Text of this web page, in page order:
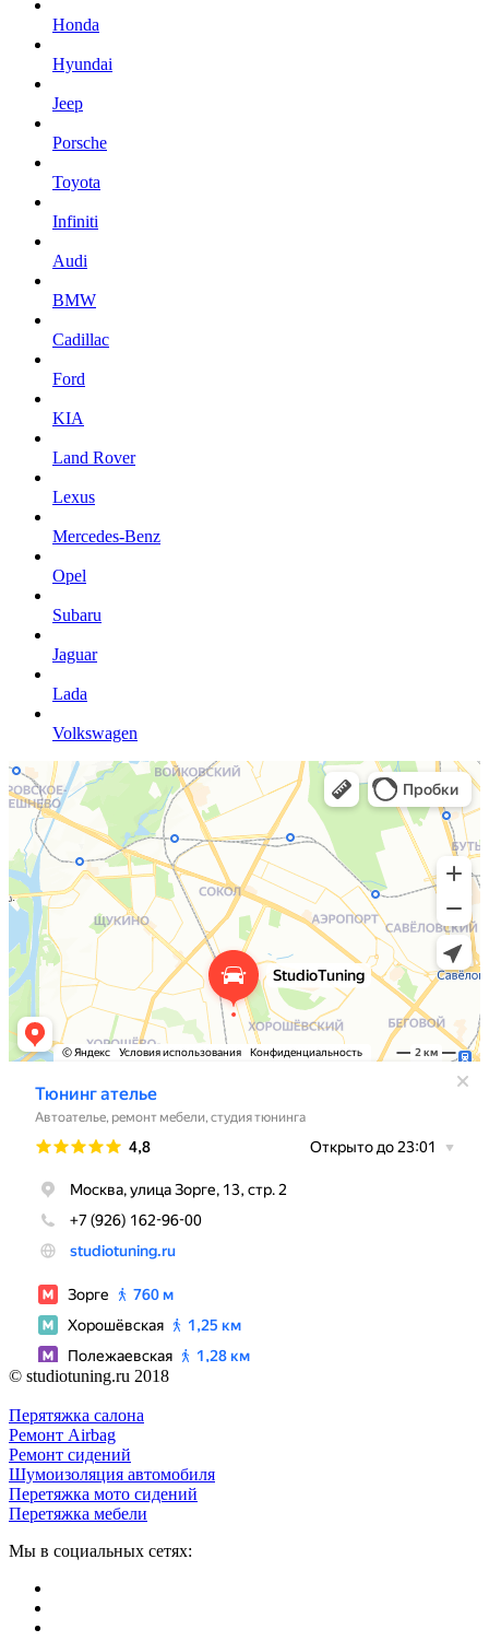
Honda
Hyundai
Jeep
Porsche
Toyota
Infiniti
Audi
BMW
Cadillac
Ford
KIA
Land Rover
Lexus
Mercedes-Benz
Opel
Subaru
Jaguar
Lada
Volkswagen
© studiotuning.ru 2018
Перятяжка салона
Ремонт Airbag
Ремонт сидений
Шумоизоляция автомобиля
Перетяжка мото сидений
Перетяжка мебели
Мы в социальных сетях: